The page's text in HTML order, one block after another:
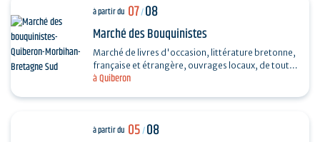
à Quiberon
à partir du 07/08
Marché des Bouquinistes
Marché de livres d'occasion, littérature bretonne,
française et étrangère, ouvrages locaux, de toutes
les périodes et toutes les collections...
à partir du 05/08